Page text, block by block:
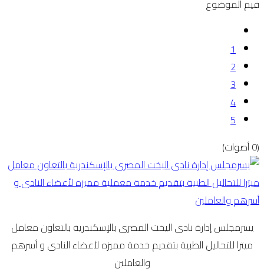
قيم الموضوع
1
2
3
4
5
(0 أصوات)
يسرمجلس إدارة نادى اليخت المصرى بالإسكندرية بالتعاون معامل
ميترا للتحاليل الطبية بتقديم خدمة مميزه لأعضاء النادى و أسرهم
والعاملين